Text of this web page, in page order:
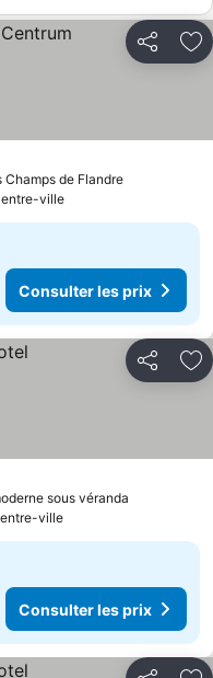
Partager
de Flandre
ville
Consulter les prix
Partager
sous véranda
ville
Consulter les prix